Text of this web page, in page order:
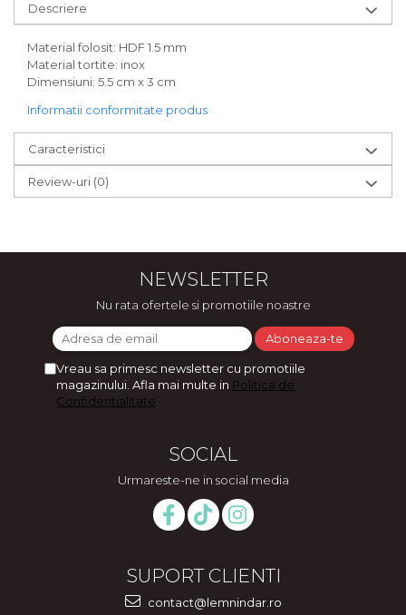
Descriere
Material folosit: HDF 1.5 mm
Material tortite: inox
Dimensiuni: 5.5 cm x 3 cm
Informatii conformitate produs
Caracteristici
Review-uri (0)
NEWSLETTER
Nu rata ofertele si promotiile noastre
Vreau sa primesc newsletter cu promotiile
magazinului. Afla mai multe in Politica de
Confidentialitate
SOCIAL
Urmareste-ne in social media
SUPORT CLIENTI
contact@lemnindar.ro